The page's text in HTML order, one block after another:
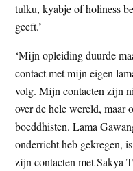
tulku, kyabje of holiness
geeft.’
‘Mijn opleiding duurde
contact met mijn eigen
volg. Mijn contacten zijn
over de hele wereld, maar
boeddhisten. Lama
onderricht heb gekregen,
zijn contacten met Sakya